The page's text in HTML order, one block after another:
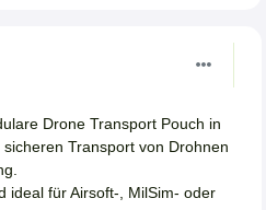
Drone Transport Pouch in
Transport von Drohnen
ideal für Airsoft-, MilSim- oder